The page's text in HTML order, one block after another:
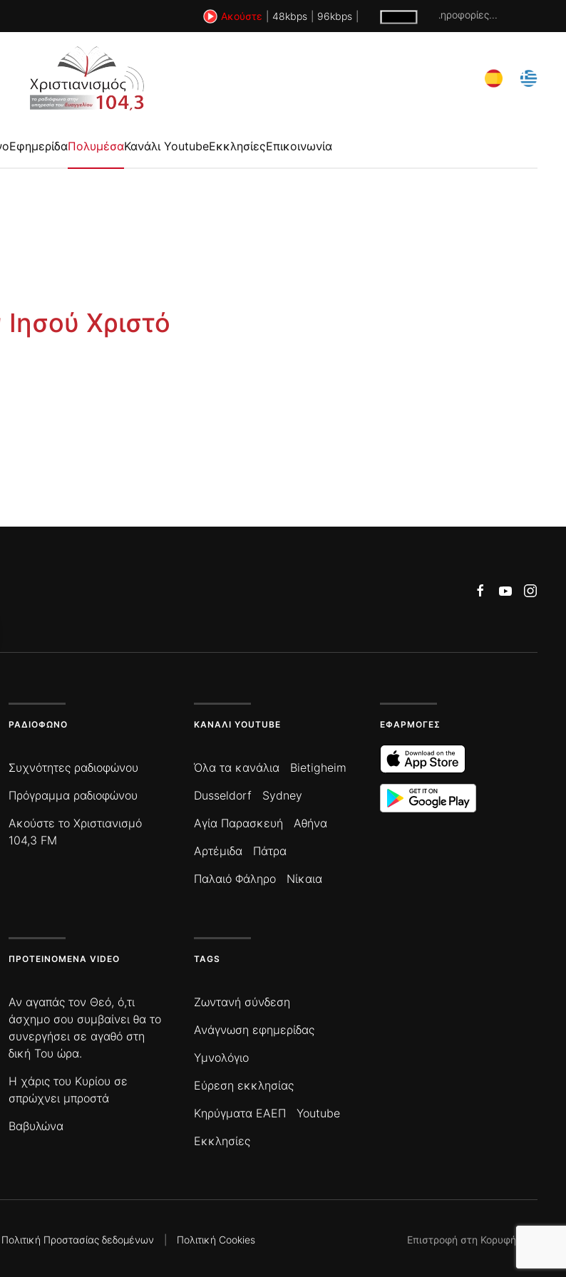
Ακούστε 48kbps 96kbps Χωρίς πληροφορίες...
ΕφημερίδαΠολυμέσαΚανάλι YoutubeΕκκλησίεςΕπικοινωνία
Χριστό
ΡΑΔΙΌΦΩΝΟ
Συχνότητες ραδιοφώνου
Πρόγραμμα ραδιοφώνου
Ακούστε το Χριστιανισμό
104,3 FM
ΚΑΝΆΛΙ YOUTUBE
Όλα τα κανάλια
Bietigheim
Dusseldorf
Sydney
Αγία Παρασκευή
Αθήνα
Αρτέμιδα
Πάτρα
Παλαιό Φάληρο
Νίκαια
ΕΦΑΡΜΟΓΈΣ
ΠΡΟΤΕΙΝΌΜΕΝΑ VIDEO
Αν αγαπάς τον Θεό, ό,τι
άσχημο σου συμβαίνει θα το
συνεργήσει σε αγαθό στη
δική Του ώρα.
Η χάρις του Κυρίου σε
σπρώχνει μπροστά
Βαβυλώνα
TAGS
Ζωντανή σύνδεση
Ανάγνωση εφημερίδας
Υμνολόγιο
Εύρεση εκκλησίας
Κηρύγματα ΕΑΕΠ
Youtube
Εκκλησίες
Πολιτική Προστασίας δεδομένων Πολιτική Cookies Επιστροφή στη Κορυφή